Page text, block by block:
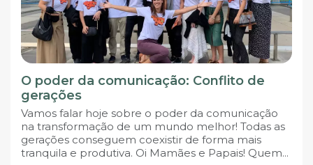
O poder da comunicação: Conflito de
gerações
Vamos falar hoje sobre o poder da comunicação
na transformação de um mundo melhor! Todas as
gerações conseguem coexistir de forma mais
tranquila e produtiva. Oi Mamães e Papais! Quem...